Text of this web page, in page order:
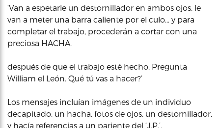
‘Van a espetarle un destornillador en ambos ojos, le
van a meter una barra caliente por el culo… y para
completar el trabajo, procederán a cortar con una
preciosa HACHA.
después de que el trabajo esté hecho. Pregunta
William el León. Qué tú vas a hacer?’
Los mensajes incluían imágenes de un individuo
decapitado, un hacha, fotos de ojos, un destornillador,
y hacía referencias a un pariente del ‘J.P.’.